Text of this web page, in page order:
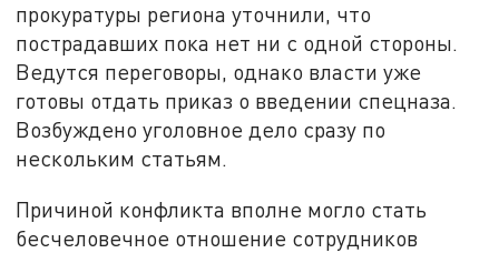
прокуратуры региона уточнили, что
пострадавших пока нет ни с одной стороны.
Ведутся переговоры, однако власти уже
готовы отдать приказ о введении спецназа.
Возбуждено уголовное дело сразу по
нескольким статьям.
Причиной конфликта вполне могло стать
бесчеловечное отношение сотрудников